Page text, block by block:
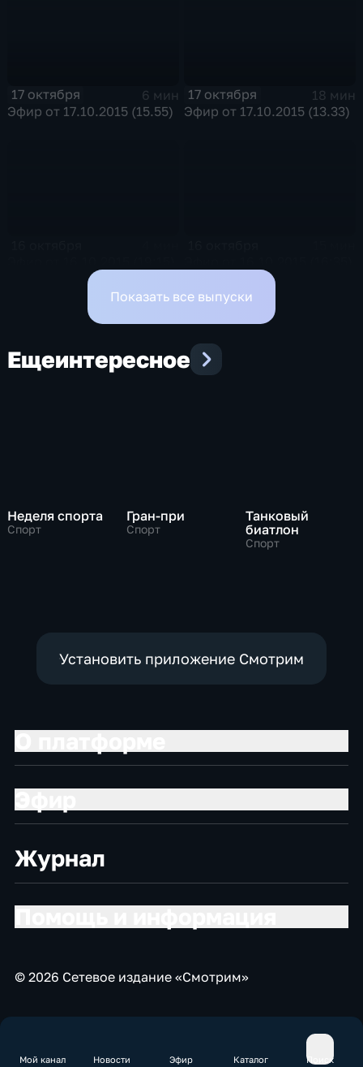
Мой канал Новости Эфир Каталог Поиск
17 октября
6 мин
Эфир от 17.10.2015 (15.55)
17 октября
18 мин
Эфир от 17.10.2015 (13.33)
Показать все выпуски
Ещеинтересное
Неделя спорта
Спорт
Гран-при
Спорт
Танковый
биатлон
Спорт
Установить приложение Смотрим
Журнал
© 2026 Сетевое издание «Смотрим»